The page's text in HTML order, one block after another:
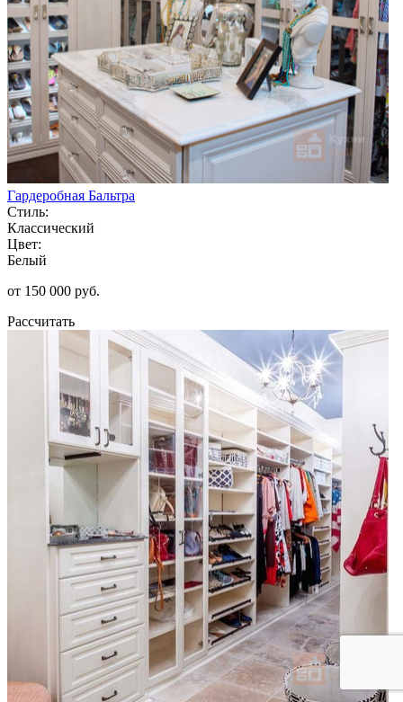
Гардеробная Бальтра
Стиль:
Классический
Цвет:
Белый
от 150 000 руб.
Рассчитать